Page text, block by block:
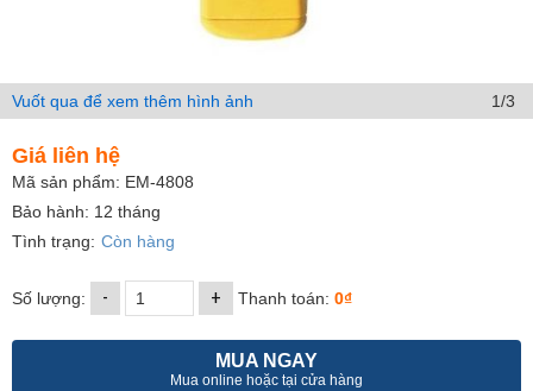
Vuốt qua để xem thêm hình ảnh 1/3
Giá liên hệ
Mã sản phẩm: EM-4808
Bảo hành: 12 tháng
Tình trạng: Còn hàng
Số lượng: - + Thanh toán: 0₫
MUA NGAY
Mua online hoặc tại cửa hàng